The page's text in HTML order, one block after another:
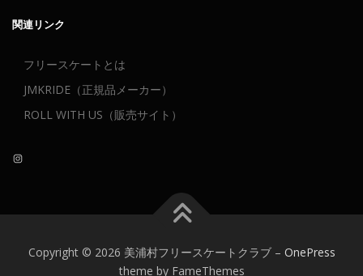
関連リンク
フリースケートとは
JMKRIDE（正規品メーカー）
ROLL WITH US（販売サイト）
Instagram
Copyright © 2026 美浦村フリースケートクラブ – OnePress
theme by FameThemes